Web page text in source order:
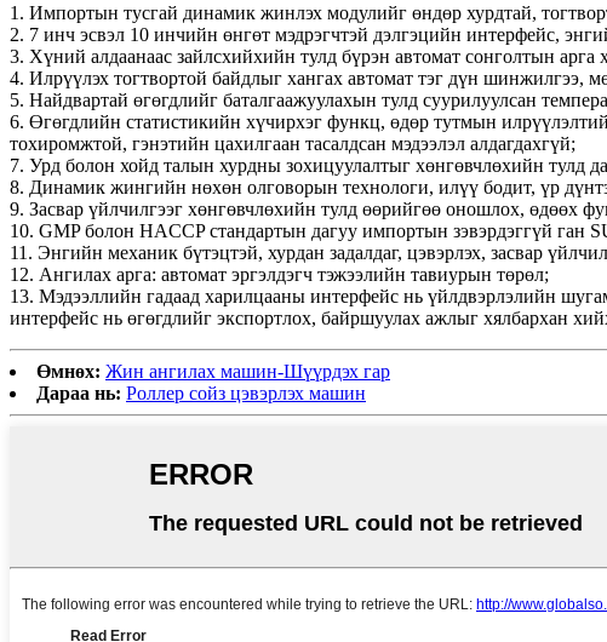
1. Импортын тусгай динамик жинлэх модулийг өндөр хурдтай,
2. 7 инч эсвэл 10 инчийн өнгөт мэдрэгчтэй дэлгэцийн интерфейс,
3. Хүний алдаанаас зайлсхийхийн тулд бүрэн автомат сонголтын арга
4. Илрүүлэх тогтвортой байдлыг хангах автомат тэг дүн шинжилгээ,
5. Найдвартай өгөгдлийг баталгаажуулахын тулд суурилуулсан
6. Өгөгдлийн статистикийн хүчирхэг функц, өдөр тутмын
тохиромжтой, гэнэтийн цахилгаан тасалдсан мэдээлэл алдагдахгүй;
7. Урд болон хойд талын хурдны зохицуулалтыг хөнгөвчлөхийн тулд
8. Динамик жингийн нөхөн олговорын технологи, илүү бодит, үр
9. Засвар үйлчилгээг хөнгөвчлөхийн тулд өөрийгөө оношлох, өдөөх
10. GMP болон HACCP стандартын дагуу импортын зэвэрдэггүй ган
11. Энгийн механик бүтэцтэй, хурдан задалдаг, цэвэрлэх, засвар
12. Ангилах арга: автомат эргэлдэгч тэжээлийн тавиурын төрөл;
13. Мэдээллийн гадаад харилцааны интерфейс нь үйлдвэрлэлийн
интерфейс нь өгөгдлийг экспортлох, байршуулах ажлыг хялбархан
Өмнөх: Жин ангилах машин-Шүүрдэх гар
Дараа нь: Роллер сойз цэвэрлэх машин